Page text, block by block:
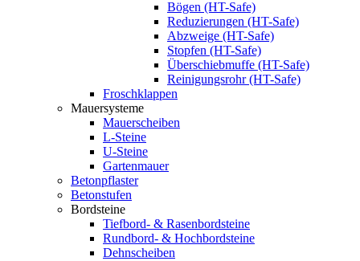
Bögen (HT-Safe)
Reduzierungen (HT-Safe)
Abzweige (HT-Safe)
Stopfen (HT-Safe)
Überschiebmuffe (HT-Safe)
Reinigungsrohr (HT-Safe)
Froschklappen
Mauersysteme
Mauerscheiben
L-Steine
U-Steine
Gartenmauer
Betonpflaster
Betonstufen
Bordsteine
Tiefbord- & Rasenbordsteine
Rundbord- & Hochbordsteine
Dehnscheiben